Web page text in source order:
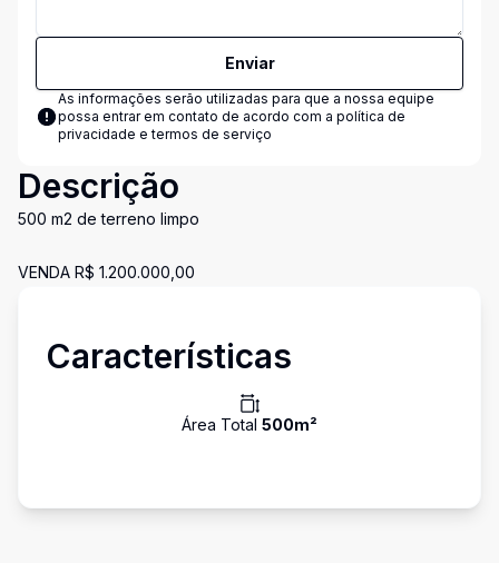
Enviar
As informações serão utilizadas para que a nossa equipe
possa entrar em contato de acordo com a política de
privacidade e termos de serviço
Descrição
500 m2 de terreno limpo
VENDA R$ 1.200.000,00
Características
Área Total 500m²